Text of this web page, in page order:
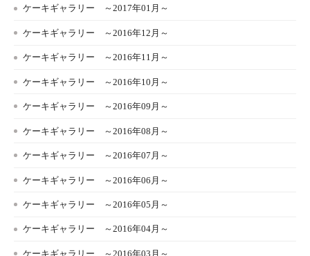
ケーキギャラリー ～2017年01月～
ケーキギャラリー ～2016年12月～
ケーキギャラリー ～2016年11月～
ケーキギャラリー ～2016年10月～
ケーキギャラリー ～2016年09月～
ケーキギャラリー ～2016年08月～
ケーキギャラリー ～2016年07月～
ケーキギャラリー ～2016年06月～
ケーキギャラリー ～2016年05月～
ケーキギャラリー ～2016年04月～
ケーキギャラリー ～2016年03月～